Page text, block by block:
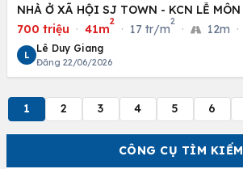
CÔNG CỤ TÌM KIẾM
NHÀ Ở XÃ HỘI SJ TOWN - KCN LỄ MÔN
700 triệu · 41m
2
· 17 tr/m
2
· 12m ·
L
Lê Duy Giang
Đăng 22/06/2026
1 2 3 4 5 6